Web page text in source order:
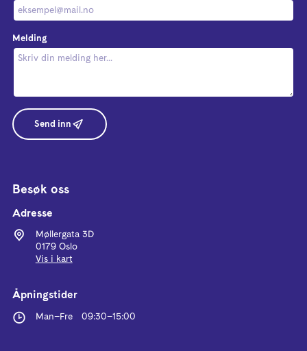
Melding
Send inn
Besøk oss
Adresse
Møllergata 3D
0179 Oslo
Vis i kart
Åpningstider
Man–Fre 09:30–15:00